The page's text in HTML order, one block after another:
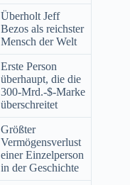
Überholt Jeff
Bezos als reichster
Mensch der Welt
Erste Person
überhaupt, die die
300-Mrd.-$-Marke
überschreitet
Größter
Vermögensverlust
einer Einzelperson
in der Geschichte